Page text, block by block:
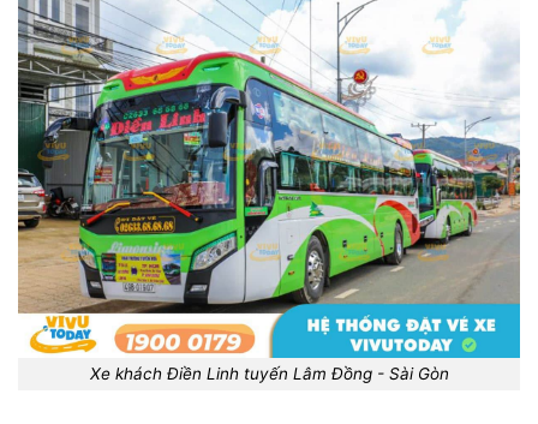
Xe khách Điền Linh tuyến Lâm Đồng - Sài Gòn